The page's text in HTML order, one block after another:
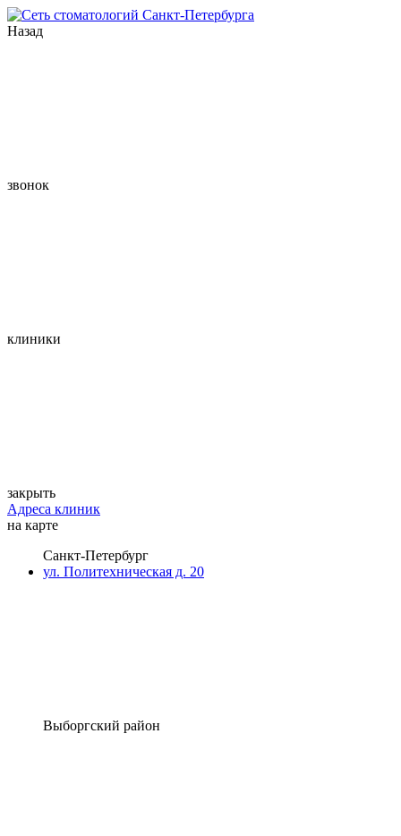
Назад
звонок
клиники
закрыть
Адреса клиник
на карте
Санкт-Петербург
ул. Политехническая д. 20
Выборгский район